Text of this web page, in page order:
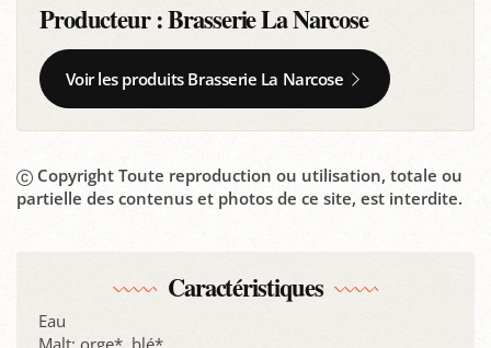
Producteur :Brasserie La Narcose
Voir les produits Brasserie La Narcose
Copyright Toute reproduction ou utilisation, totale ou
partielle des contenus et photos de ce site, est interdite.
Caractéristiques
Eau